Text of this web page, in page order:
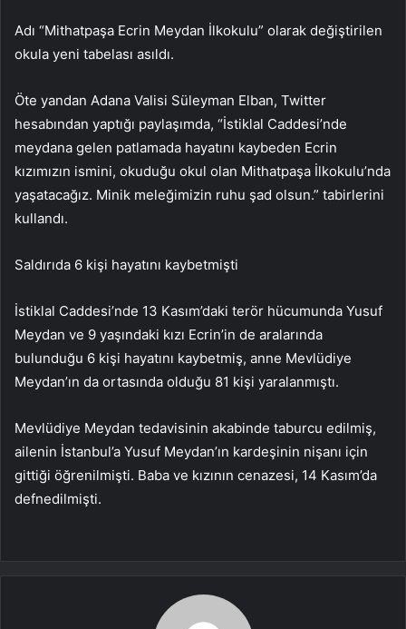
Adı “Mithatpaşa Ecrin Meydan İlkokulu” olarak değiştirilen
okula yeni tabelası asıldı.
Öte yandan Adana Valisi Süleyman Elban, Twitter
hesabından yaptığı paylaşımda, “İstiklal Caddesi’nde
meydana gelen patlamada hayatını kaybeden Ecrin
kızımızın ismini, okuduğu okul olan Mithatpaşa İlkokulu’nda
yaşatacağız. Minik meleğimizin ruhu şad olsun.” tabirlerini
kullandı.
Saldırıda 6 kişi hayatını kaybetmişti
İstiklal Caddesi’nde 13 Kasım’daki terör hücumunda Yusuf
Meydan ve 9 yaşındaki kızı Ecrin’in de aralarında
bulunduğu 6 kişi hayatını kaybetmiş, anne Mevlüdiye
Meydan’ın da ortasında olduğu 81 kişi yaralanmıştı.
Mevlüdiye Meydan tedavisinin akabinde taburcu edilmiş,
ailenin İstanbul’a Yusuf Meydan’ın kardeşinin nişanı için
gittiği öğrenilmişti. Baba ve kızının cenazesi, 14 Kasım’da
defnedilmişti.